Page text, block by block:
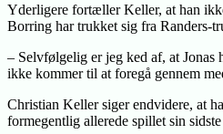
Yderligere fortæller Keller, at han
Borring har trukket sig fra Randers-
– Selvfølgelig er jeg ked af, at
ikke kommer til at foregå gennem
Christian Keller siger endvidere, at
formegentlig allerede spillet sin